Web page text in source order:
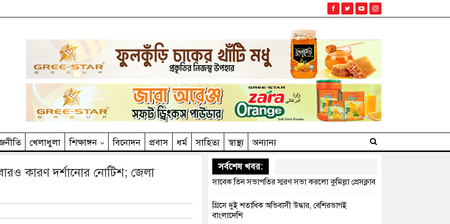
খেলাধুলা শিক্ষাঙ্গন বিনোদন প্রবাস ধর্ম সাহিত‌্য স্বাস্থ্য
অন্যান্য
কারণ দর্শানোর নোটিশ; জেলা
সর্বশেষ খবর:
সাবেক তিন সভাপতির স্মরণ সভা করলো কুমিল্লা প্রেসক্লাব
গ্রিসে দুই শতাধিক অভিবাসী উদ্ধার, বেশিরভাগই
বাংলাদেশি